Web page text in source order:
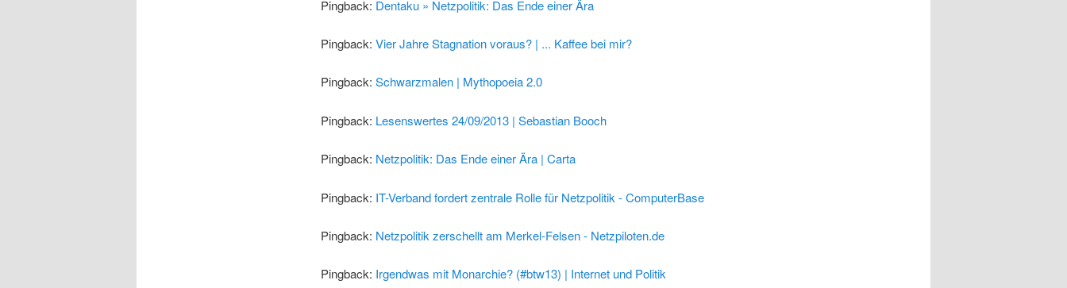
Pingback: Dentaku » Netzpolitik: Das Ende einer Ära
Pingback:Vier Jahre Stagnation voraus? | ... Kaffee bei mir?
Pingback:Schwarzmalen | Mythopoeia 2.0
Pingback: Lesenswertes 24/09/2013 | Sebastian Booch
Pingback: Netzpolitik: Das Ende einer Ära | Carta
Pingback: IT-Verband fordert zentrale Rolle für Netzpolitik - ComputerBase
Pingback: Netzpolitik zerschellt am Merkel-Felsen - Netzpiloten.de
Pingback: Irgendwas mit Monarchie? (#btw13) | Internet und Politik